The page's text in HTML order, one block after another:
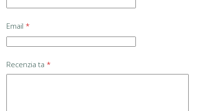
Email *
Recenzia ta *